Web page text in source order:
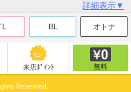
詳細表示▼
BL オトナ
来店ﾎﾟｲﾝﾄ 無料
Reserved.